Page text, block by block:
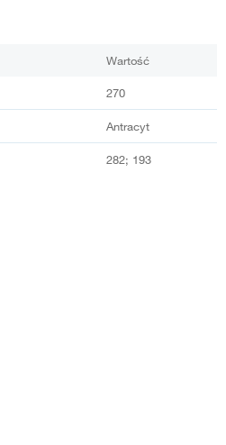
Wartość
270
Antracyt
282; 193